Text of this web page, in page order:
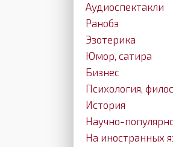
Аудиоспектакли
Ранобэ
Эзотерика
Юмор, сатира
Бизнес
Психология,
История
Научно-
На иностранных